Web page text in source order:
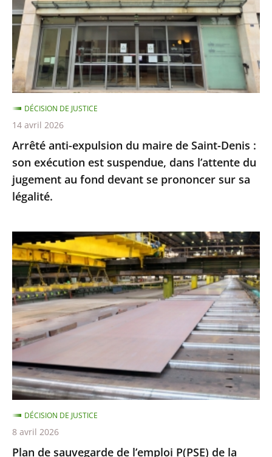
de
Saint-
Denis
:
son
exécution
est
dans
l’attente
du
jugement
fond
devant
prononcer
sur
sa
légalité.
Arrêté anti-expulsion du maire de Saint-Denis :
son exécution est suspendue, dans l’attente du
jugement au fond devant se prononcer sur sa
légalité.
DÉCISION DE JUSTICE
14 avril 2026
Plan
de
sauvegarde
de
l’emploi
P(PSE)
de
la
société
ArcelorMittal
France
:
Plan de sauvegarde de l’emploi P(PSE) de la
DÉCISION DE JUSTICE
8 avril 2026